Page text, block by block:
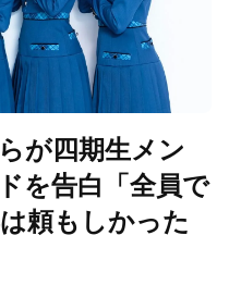
が四期生メン
を告白「全員で
頼もしかった